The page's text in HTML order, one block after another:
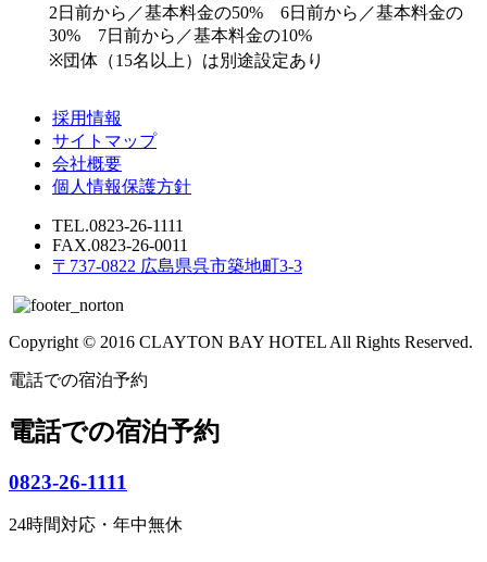
2日前から／基本料金の50% 6日前から／基本料金の
30% 7日前から／基本料金の10%
※団体（15名以上）は別途設定あり
採用情報
サイトマップ
会社概要
個人情報保護方針
TEL.0823-26-1111
FAX.0823-26-0011
〒737-0822 広島県呉市築地町3-3
Copyright © 2016 CLAYTON BAY HOTEL All Rights Reserved.
電話での宿泊予約
電話での宿泊予約
0823-26-1111
24時間対応・年中無休